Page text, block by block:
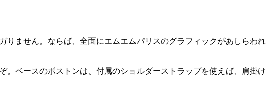
ません。ならば、全面にエムエムパリスのグラフィックがあしらわれ
ベースのボストンは、付属のショルダーストラップを使えば、肩掛け